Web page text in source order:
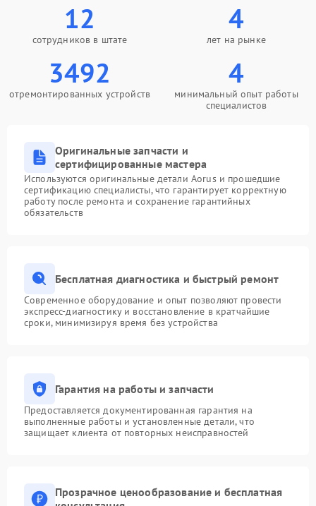
12
сотрудников в штате
4
лет на рынке
3492
отремонтированных устройств
4
минимальный опыт работы
специалистов
Оригинальные запчасти и
сертифицированные мастера
Используются оригинальные детали Aorus и прошедшие
сертификацию специалисты, что гарантирует корректную
работу после ремонта и сохранение гарантийных
обязательств
Бесплатная диагностика и быстрый ремонт
Современное оборудование и опыт позволяют провести
экспресс-диагностику и восстановление в кратчайшие
сроки, минимизируя время без устройства
Гарантия на работы и запчасти
Предоставляется документированная гарантия на
выполненные работы и установленные детали, что
защищает клиента от повторных неисправностей
Прозрачное ценообразование и бесплатная